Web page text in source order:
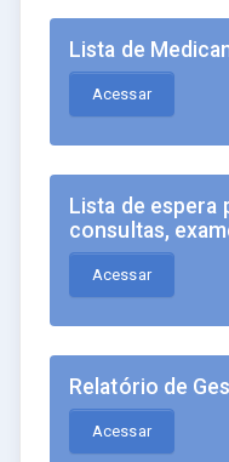
Lista de
Acessar
Lista de espera
consultas,
Acessar
Relatório de
Acessar